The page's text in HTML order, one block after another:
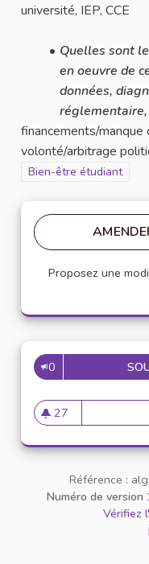
université, IEP, CCE
Quelles sont
en oeuvre de
données,
réglementaire,
financements/manque
volonté/arbitrage
Filtrer les résultats
Bien-être étudiant
Proposez une
0
27
27 abonnés
Référence :
Numéro de version
Vérifiez